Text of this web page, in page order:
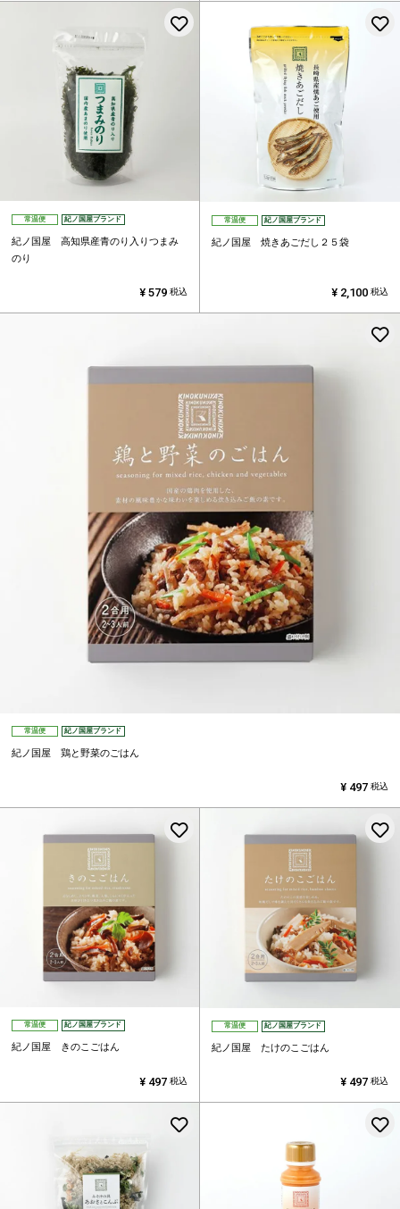
常温便 紀ノ国屋ブランド
紀ノ国屋 高知県産青のり入りつまみ
のり
¥ 579 税込
常温便 紀ノ国屋ブランド
紀ノ国屋 焼きあごだし２５袋
¥ 2,100 税込
常温便 紀ノ国屋ブランド
紀ノ国屋 鶏と野菜のごはん
¥ 497 税込
常温便 紀ノ国屋ブランド
紀ノ国屋 きのこごはん
¥ 497 税込
常温便 紀ノ国屋ブランド
紀ノ国屋 たけのこごはん
¥ 497 税込